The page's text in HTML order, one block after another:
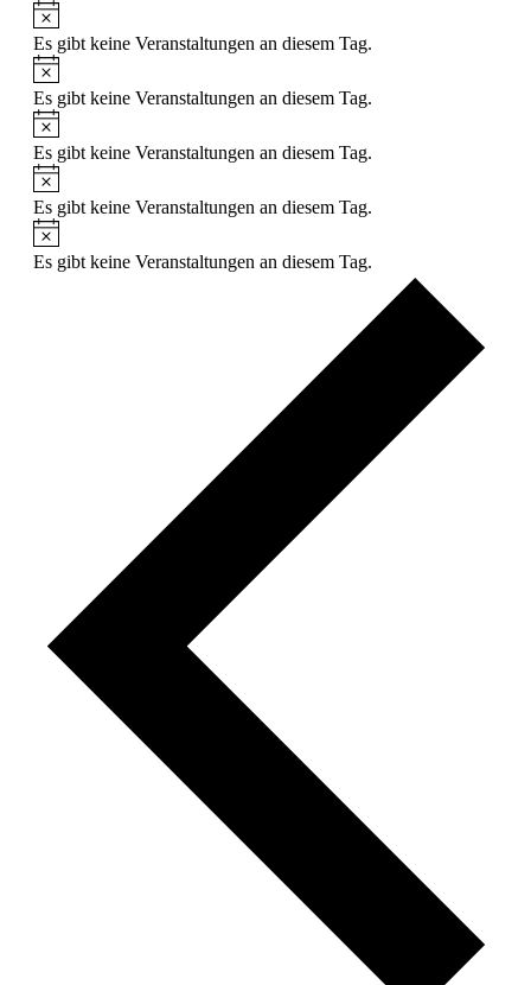
Es gibt keine Veranstaltungen an diesem Tag.
Es gibt keine Veranstaltungen an diesem Tag.
Es gibt keine Veranstaltungen an diesem Tag.
Es gibt keine Veranstaltungen an diesem Tag.
Es gibt keine Veranstaltungen an diesem Tag.